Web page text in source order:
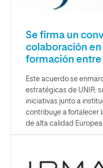
Se firma un
colaboración
formación entre
Este acuerdo se
estratégicas de UNIR:
iniciativas junto a
contribuye a fortalecer
de alta calidad Europea